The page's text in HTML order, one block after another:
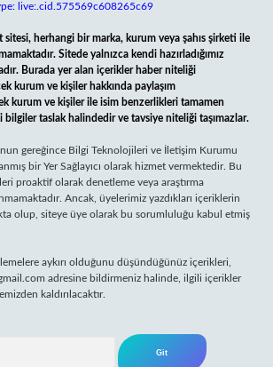
live:.cid.575569c608265c69
sitesi, herhangi bir marka, kurum veya şahıs şirketi ile
Sitede yalnızca kendi hazırladığımız
Burada yer alan içerikler haber niteliği
kurum ve kişiler hakkında paylaşım
kurum ve kişiler ile isim benzerlikleri tamamen
taslak halindedir ve tavsiye niteliği taşımazlar.
gereğince Bilgi Teknolojileri ve İletişim Kurumu
bir Yer Sağlayıcı olarak hizmet vermektedir. Bu
proaktif olarak denetleme veya araştırma
Ancak, üyelerimiz yazdıkları içeriklerin
olup, siteye üye olarak bu sorumluluğu kabul etmiş
aykırı olduğunu düşündüğünüz içerikleri,
adresine bildirmeniz halinde, ilgili içerikler
kaldırılacaktır.